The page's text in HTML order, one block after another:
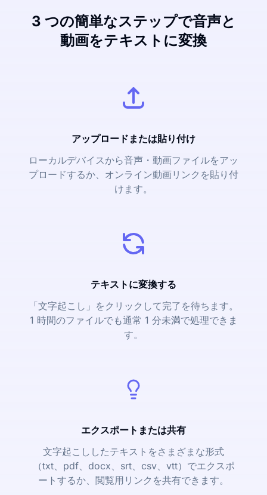
3 つの簡単なステップで音声と
動画をテキストに変換
アップロードまたは貼り付け
ローカルデバイスから音声・動画ファイルをアッ
プロードするか、オンライン動画リンクを貼り付
けます。
テキストに変換する
「文字起こし」をクリックして完了を待ちます。
1 時間のファイルでも通常 1 分未満で処理できま
す。
エクスポートまたは共有
文字起こししたテキストをさまざまな形式
（txt、pdf、docx、srt、csv、vtt）でエクスポ
ートするか、閲覧用リンクを共有できます。